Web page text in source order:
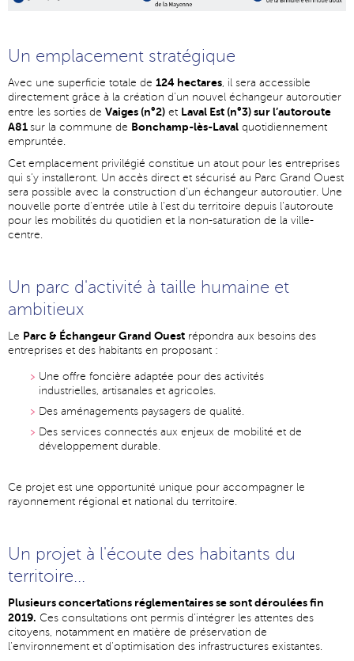
Un emplacement stratégique
Avec une superficie totale de 124 hectares, il sera accessible
directement grâce à la création d’un nouvel échangeur autoroutier
entre les sorties de Vaiges (n°2) et Laval Est (n°3) sur l’autoroute
A81 sur la commune de Bonchamp-lès-Laval quotidiennement
empruntée.
Cet emplacement privilégié constitue un atout pour les entreprises
qui s’y installeront. Un accès direct et sécurisé au Parc Grand Ouest
sera possible avec la construction d’un échangeur autoroutier. Une
nouvelle porte d’entrée utile à l’est du territoire depuis l’autoroute
pour les mobilités du quotidien et la non-saturation de la ville-
centre.
Un parc d'activité à taille humaine et
ambitieux
Le Parc & Échangeur Grand Ouest répondra aux besoins des
entreprises et des habitants en proposant :
Une offre foncière adaptée pour des activités
industrielles, artisanales et agricoles.
Des aménagements paysagers de qualité.
Des services connectés aux enjeux de mobilité et de
développement durable.
Ce projet est une opportunité unique pour accompagner le
rayonnement régional et national du territoire.
Un projet à l'écoute des habitants du
territoire...
Plusieurs concertations réglementaires se sont déroulées fin
2019. Ces consultations ont permis d’intégrer les attentes des
citoyens, notamment en matière de préservation de
l’environnement et d’optimisation des infrastructures existantes.